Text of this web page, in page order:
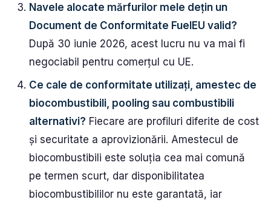
Navele alocate mărfurilor mele dețin un
Document de Conformitate FuelEU valid?
După 30 iunie 2026, acest lucru nu va mai fi
negociabil pentru comerțul cu UE.
Ce cale de conformitate utilizați, amestec de
biocombustibili, pooling sau combustibili
alternativi? Fiecare are profiluri diferite de cost
și securitate a aprovizionării. Amestecul de
biocombustibili este soluția cea mai comună
pe termen scurt, dar disponibilitatea
biocombustibililor nu este garantată, iar